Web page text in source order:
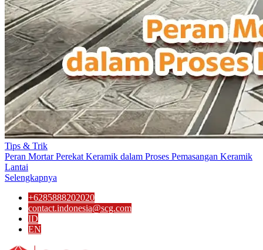
Tips & Trik
Peran Mortar Perekat Keramik dalam Proses Pemasangan Keramik
Lantai
Selengkapnya
+6285888202020
contact.indonesia@scg.com
ID
EN